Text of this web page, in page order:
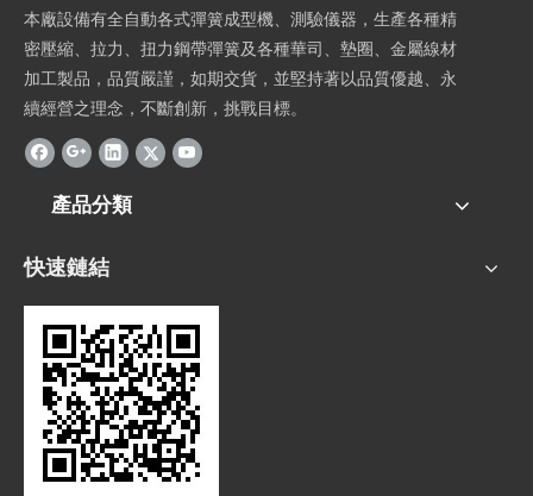
本廠設備有全自動各式彈簧成型機、測驗儀器，生產各種精
密壓縮、拉力、扭力鋼帶彈簧及各種華司、墊圈、金屬線材
加工製品，品質嚴謹，如期交貨，並堅持著以品質優越、永
續經營之理念，不斷創新，挑戰目標。
產品分類
快速鏈結